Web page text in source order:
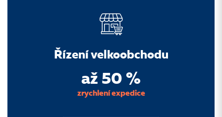
Řízení velkoobchodu
až 50 %
zrychlení expedice